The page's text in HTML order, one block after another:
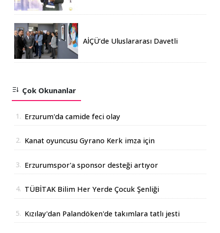
AİÇÜ’de Uluslararası Davetli
Çok Okunanlar
1. Erzurum'da camide feci olay
2. Kanat oyuncusu Gyrano Kerk imza için
3. Erzurumspor'a sponsor desteği artıyor
4. TÜBİTAK Bilim Her Yerde Çocuk Şenliği
5. Kızılay'dan Palandöken'de takımlara tatlı jesti